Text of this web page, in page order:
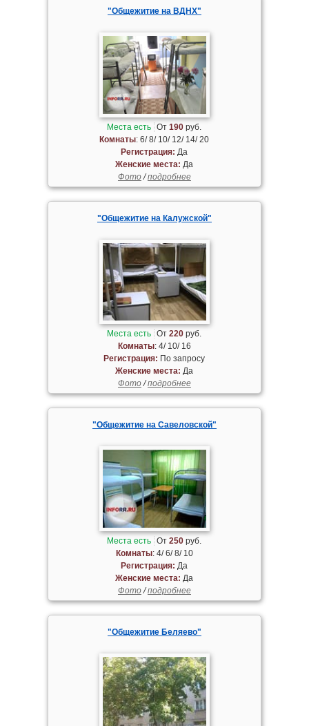
"Общежитие на ВДНХ"
Места есть От190 руб.
Комнаты: 6/ 8/ 10/ 12/ 14/ 20
Регистрация: Да
Женские места: Да
Фото/подробнее
"Общежитие на Калужской"
Места есть От220 руб.
Комнаты: 4/ 10/ 16
Регистрация: По запросу
Женские места: Да
Фото/подробнее
"Общежитие на Савеловской"
Места есть От250 руб.
Комнаты: 4/ 6/ 8/ 10
Регистрация: Да
Женские места: Да
Фото/подробнее
"Общежитие Беляево"